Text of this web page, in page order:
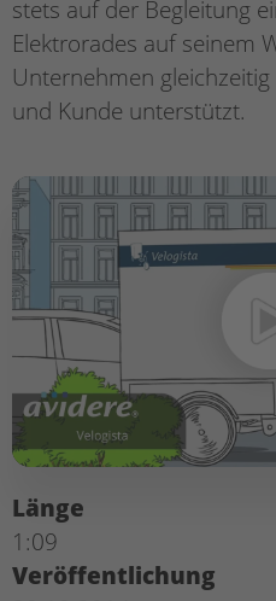
stets auf der Begleitung
Elektrorades auf seinem
Unternehmen
und Kunde unterstützt.
Länge
1:09
Veröffentlichung